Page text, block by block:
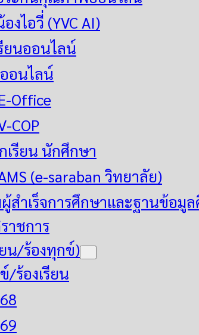
งไอวี่ (YVC AI)
ยนออนไลน์
อนไลน์
Office
COP
เรียน นักศึกษา
(e-saraban วิทยาลัย)
สำเร็จการศึกษาและฐานข้อมูล
าชการ
ยน/ร้องทุกข์)
/ร้องเรียน